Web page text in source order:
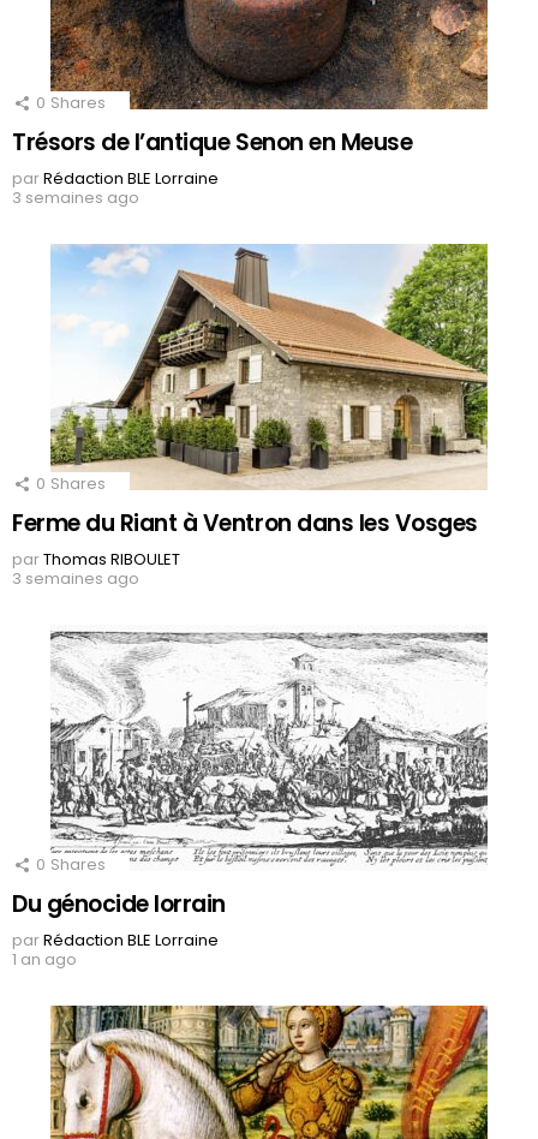
0 Shares
Trésors de l’antique Senon en Meuse
parRédaction BLE Lorraine
3 semaines ago
0 Shares
Ferme du Riant à Ventron dans les Vosges
parThomas RIBOULET
3 semaines ago
0 Shares
Du génocide lorrain
parRédaction BLE Lorraine
1 an ago